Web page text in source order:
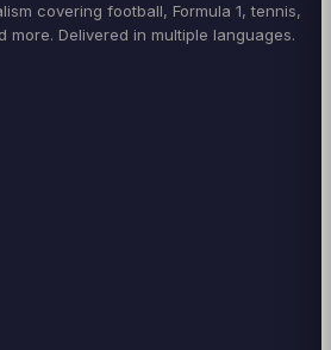
covering football, Formula 1, tennis,
more. Delivered in multiple languages.